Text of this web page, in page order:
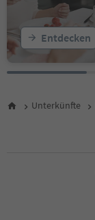
22
23
Entdecken
Unterkünfte